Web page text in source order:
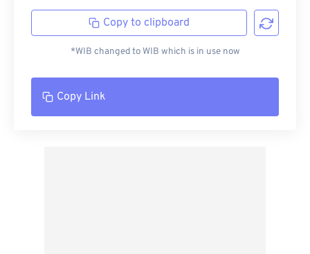
Copy to clipboard
*WIB changed to WIB which is in use now
Copy Link